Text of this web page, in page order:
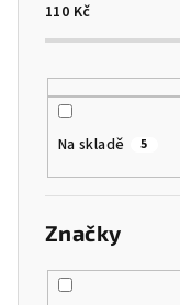
110 Kč
Na skladě 5
Značky